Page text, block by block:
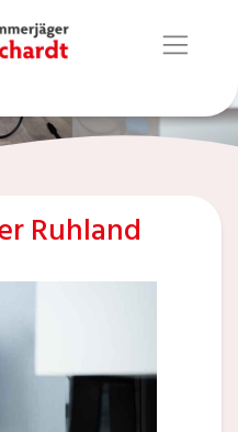
Ruhland